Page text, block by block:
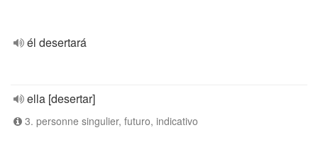
él desertará
ella [desertar]
3. personne singulier, futuro, indicativo